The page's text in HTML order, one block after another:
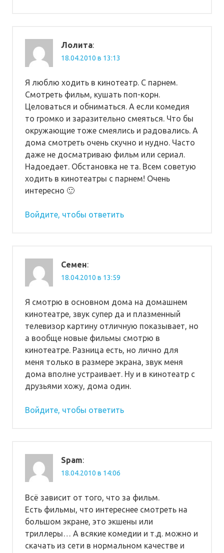
Лолита:
18.04.2010 в 13:13
Я люблю ходить в кинотеатр. С парнем.
Смотреть фильм, кушать поп-корн.
Целоваться и обниматься. А если комедия
то громко и заразительно смеяться. Что бы
окружающие тоже смеялись и радовались. А
дома смотреть очень скучно и нудно. Часто
даже не досматриваю фильм или сериал.
Надоедает. Обстановка не та. Всем советую
ходить в кинотеатры с парнем! Очень
интересно 🙂
Войдите, чтобы ответить
Семен:
18.04.2010 в 13:59
Я смотрю в основном дома на домашнем
кинотеатре, звук супер да и плазменный
телевизор картину отличную показывает, но
а вообще новые фильмы смотрю в
кинотеатре. Разница есть, но лично для
меня только в размере экрана, звук меня
дома вполне устраивает. Ну и в кинотеатр с
друзьями хожу, дома один.
Войдите, чтобы ответить
Spam:
18.04.2010 в 14:06
Всё зависит от того, что за фильм.
Есть фильмы, что интереснее смотреть на
большом экране, это экшены или
триллеры… А всякие комедии и т.д. можно и
скачать из сети в нормальном качестве и